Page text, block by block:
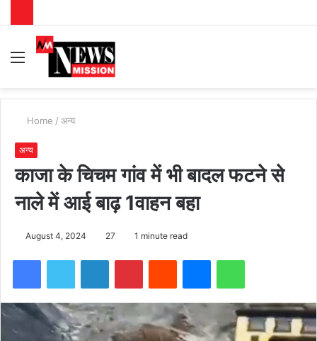
Menu
Home / अन्य
अन्य
काजा के चिचम गांव में भी बादल फटने से
नाले में आई बाढ़ 1वाहन बहा
August 4, 2024 27 1 minute read